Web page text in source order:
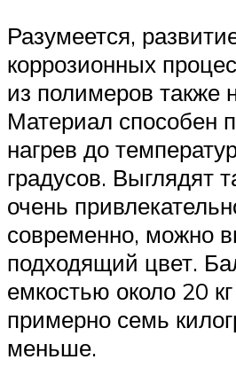
Разумеется,
коррозионных
из полимеров также
Материал способен
нагрев до
градусов. Выглядят
очень
современно, можно
подходящий цвет.
емкостью около 20
примерно семь
меньше.